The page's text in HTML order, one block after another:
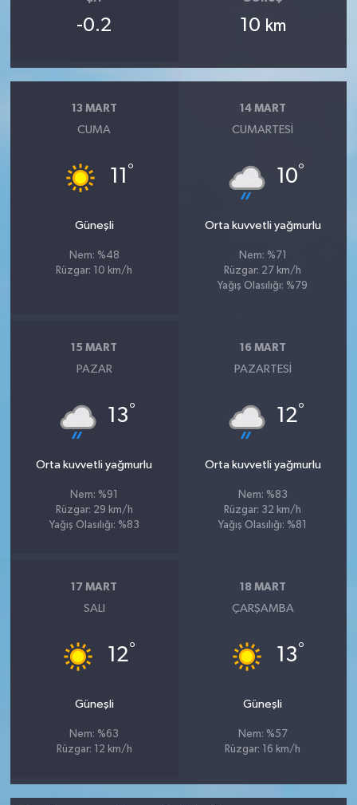
-0.2 10 km
13 MART
CUMA
11 °
Güneşli
Nem: %48
Rüzgar: 10 km/h
14 MART
CUMARTESI
10°
Orta kuvvetli yağmurlu
Nem: %71
Rüzgar: 27 km/h
Yağış Olasılığı: %79
15 MART
PAZAR
13°
Orta kuvvetli yağmurlu
Nem: %91
Rüzgar: 29 km/h
Yağış Olasılığı: %83
16 MART
PAZARTESI
12°
Orta kuvvetli yağmurlu
Nem: %83
Rüzgar: 32 km/h
Yağış Olasılığı: %81
17 MART
SALI
12°
Güneşli
Nem: %63
Rüzgar: 12 km/h
18 MART
ÇARŞAMBA
13°
Güneşli
Nem: %57
Rüzgar: 16 km/h